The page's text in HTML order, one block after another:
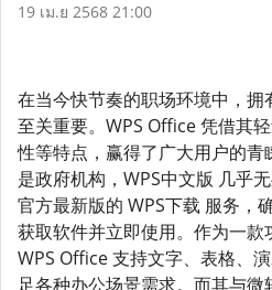
19 เม.ย 2568 21:00
在当今快节奏的职场环境中，
至关重要。WPS Office 凭借其
性等特点，赢得了广大用户的
是政府机构，WPS中文版 几乎
官方最新版的 WPS下载 服务，
获取软件并立即使用。作为一款
WPS Office 支持文字、表格、
足各种办公场景需求。而其与